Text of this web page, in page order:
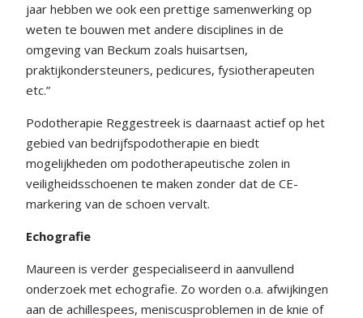
jaar hebben we ook een prettige samenwerking op
weten te bouwen met andere disciplines in de
omgeving van Beckum zoals huisartsen,
praktijkondersteuners, pedicures, fysiotherapeuten
etc.”
Podotherapie Reggestreek is daarnaast actief op het
gebied van bedrijfspodotherapie en biedt
mogelijkheden om podotherapeutische zolen in
veiligheidsschoenen te maken zonder dat de CE-
markering van de schoen vervalt.
Echografie
Maureen is verder gespecialiseerd in aanvullend
onderzoek met echografie. Zo worden o.a. afwijkingen
aan de achillespees, meniscusproblemen in de knie of